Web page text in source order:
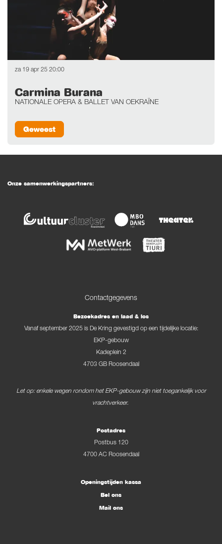
Carmina Burana
NATIONALE OPERA & BALLET VAN OEKRAÏNE
za 19 apr 25 20:00
Geweest
Onze samenwerkingspartners:
Contactgegevens
Bezoekadres en laad & los
Vanaf september 2025 is De Kring gevestigd op een tijdelijke locatie:
EKP-gebouw
Kadeplein 2
4703 GB Roosendaal
Let op: enkele wegen rondom het EKP-gebouw zijn niet toegankelijk voor
vrachtverkeer.
Postadres
Postbus 120
4700 AC Roosendaal
Openingstijden kassa
Bel ons
Mail ons